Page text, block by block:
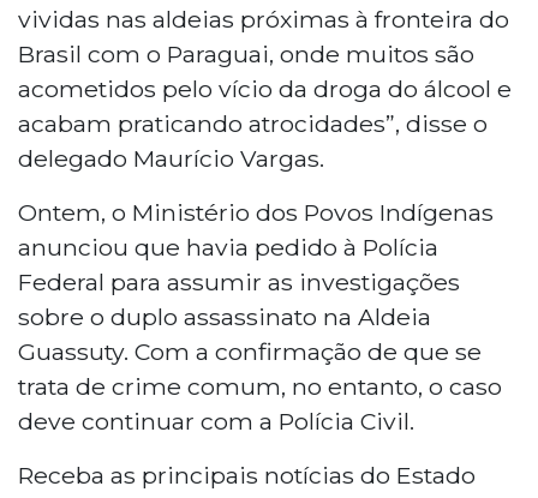
vividas nas aldeias próximas à fronteira do
Brasil com o Paraguai, onde muitos são
acometidos pelo vício da droga do álcool e
acabam praticando atrocidades”, disse o
delegado Maurício Vargas.
Ontem, o Ministério dos Povos Indígenas
anunciou que havia pedido à Polícia
Federal para assumir as investigações
sobre o duplo assassinato na Aldeia
Guassuty. Com a confirmação de que se
trata de crime comum, no entanto, o caso
deve continuar com a Polícia Civil.
Receba as principais notícias do Estado